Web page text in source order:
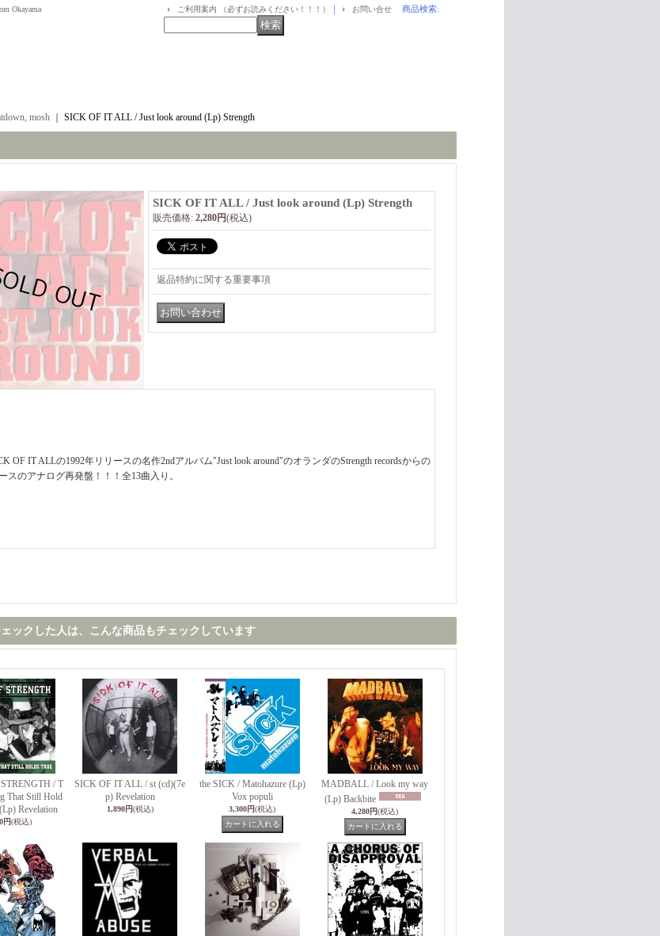
Okayama ご利用案内 （必ずお読みください！！！） ｜ お問い合せ 商品検索:
mosh SICK OF IT ALL / Just look around (Lp) Strength
SICK OF IT ALL / Just look around (Lp) Strength
販売価格: 2,280円(税込)
返品特約に関する重要事項
OF IT ALLの1992年リリースの名作2ndアルバム"Just look around"のオランダのStrength recordsからの
スのアナログ再発盤！！！全13曲入り。
ックした人は、こんな商品もチェックしています
/ T
That Still Hold
Revelation
円(税込)
SICK OF IT ALL / st (cd)(7e
p) Revelation
1,890円(税込)
the SICK / Matohazure (Lp)
Vox populi
3,300円(税込)
MADBALL / Look my way
(Lp) Backbite
4,280円(税込)